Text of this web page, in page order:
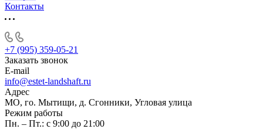
Контакты
+7 (995) 359-05-21
Заказать звонок
E-mail
info@estet-landshaft.ru
Адрес
МО, го. Мытищи, д. Сгонники, Угловая улица
Режим работы
Пн. – Пт.: с 9:00 до 21:00